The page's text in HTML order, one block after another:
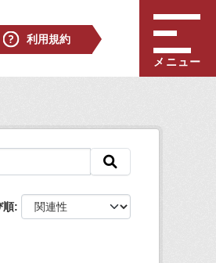
利用規約
メニュー
順